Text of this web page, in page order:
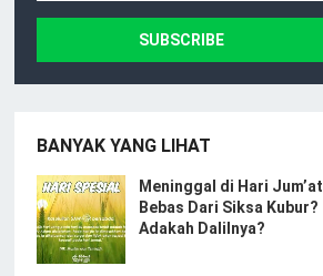
BANYAK YANG LIHAT
Meninggal di Hari Jum’at
Bebas Dari Siksa Kubur?
Adakah Dalilnya?